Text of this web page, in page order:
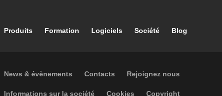
Footer main navigation
Produits Formation Logiciels Société Blog
Footer secondary navigation
News & évènements Contacts Rejoignez nous
Informations sur la société Cookies Copyright